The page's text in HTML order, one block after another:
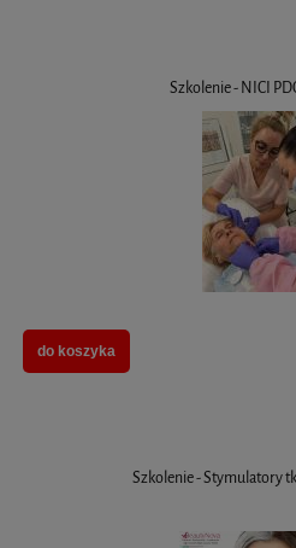
Szkolenie - NICI
do koszyka
Szkolenie - Stymulatory